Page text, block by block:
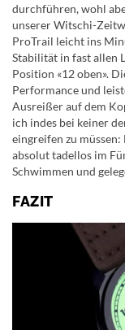
durchführen, wohl
unserer Witschi-
ProTrail leicht ins
Stabilität in fast allen
Position «12 oben».
Performance und
Ausreißer auf dem
ich indes bei keiner
eingreifen zu
absolut tadellos im
Schwimmen und
FAZIT